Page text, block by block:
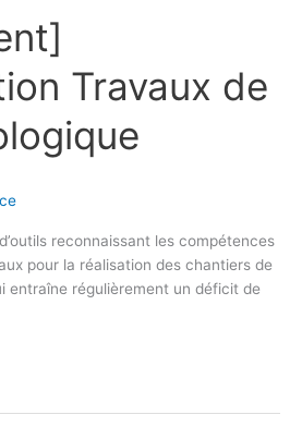
Travaux de
reconnaissant les compétences
pour la réalisation des chantiers de
entraîne régulièrement un déficit de